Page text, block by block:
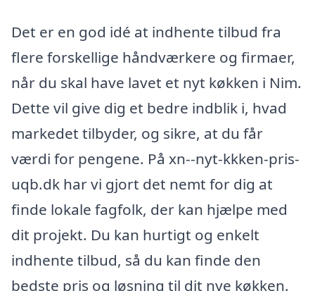
Det er en god idé at indhente tilbud fra
flere forskellige håndværkere og firmaer,
når du skal have lavet et nyt køkken i Nim.
Dette vil give dig et bedre indblik i, hvad
markedet tilbyder, og sikre, at du får
værdi for pengene. På xn--nyt-kkken-pris-
uqb.dk har vi gjort det nemt for dig at
finde lokale fagfolk, der kan hjælpe med
dit projekt. Du kan hurtigt og enkelt
indhente tilbud, så du kan finde den
bedste pris og løsning til dit nye køkken.